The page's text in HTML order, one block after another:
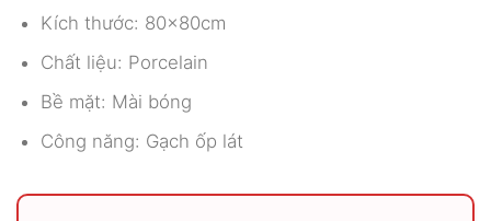
Kích thước: 80x80cm
Chất liệu: Porcelain
Bề mặt: Mài bóng
Công năng: Gạch ốp lát